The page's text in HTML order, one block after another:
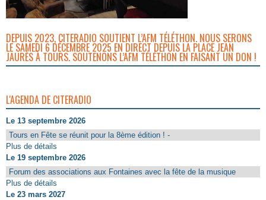
DEPUIS 2023, CITERADIO SOUTIENT L’AFM TÉLÉTHON. NOUS SERONS
LE SAMEDI 6 DÉCEMBRE 2025 EN DIRECT DEPUIS LA PLACE JEAN
JAURÈS À TOURS. SOUTENONS L’AFM TÉLÉTHON EN FAISANT UN DON !
L'AGENDA DE CITERADIO
Le 13 septembre 2026
Tours en Fête se réunit pour la 8ème édition ! -
Plus de détails
Le 19 septembre 2026
Forum des associations aux Fontaines avec la fête de la musique
Plus de détails
Le 23 mars 2027